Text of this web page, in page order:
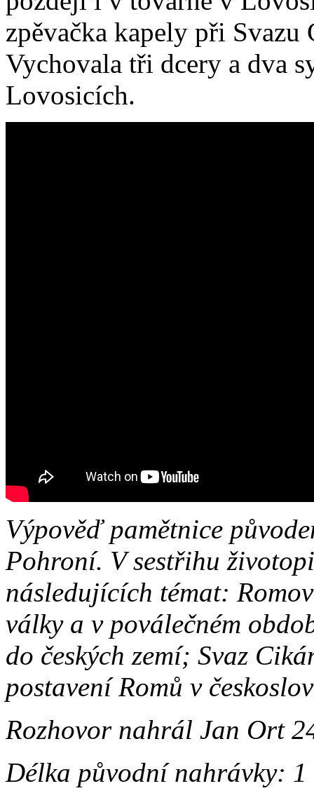
zpěvačka kapely při
Vychovala tři dcery a dva
Lovosicích.
Výpověď pamětnice
Pohroní. V sestřihu
následujících témat:
války a v poválečném
do českých zemí; Svaz
postavení Romů v
Rozhovor nahrál Jan Ort
Délka původní nahrávky: